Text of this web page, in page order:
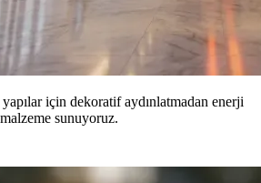
için dekoratif aydınlatmadan enerji
sunuyoruz.